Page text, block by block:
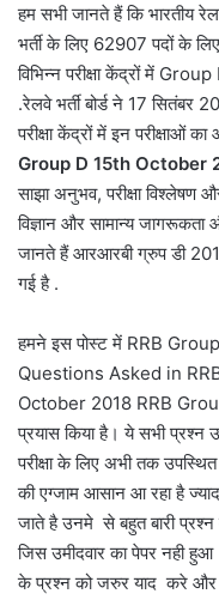
हम सभी जानते हैं कि भारतीय
भर्ती के लिए 62907 पदों के
विभिन्न परीक्षा केंद्रों में
.रेलवे भर्ती बोर्ड ने 17
परीक्षा केंद्रों में इन परीक्षाओं
Group D 15th October
साझा अनुभव, परीक्षा विश्लेषण
विज्ञान और सामान्य
जानते हैं आरआरबी ग्रुप डी 2018
गई है .
हमने इस पोस्ट में RRB
Questions Asked in
October 2018 RRB
प्रयास किया है। ये सभी प्रश्न
परीक्षा के लिए अभी तक
की एग्जाम आसान आ रहा है
जाते है उनमे से बहुत बारी
जिस उमीदवार का पेपर नही
के प्रश्न को जरुर याद करे और